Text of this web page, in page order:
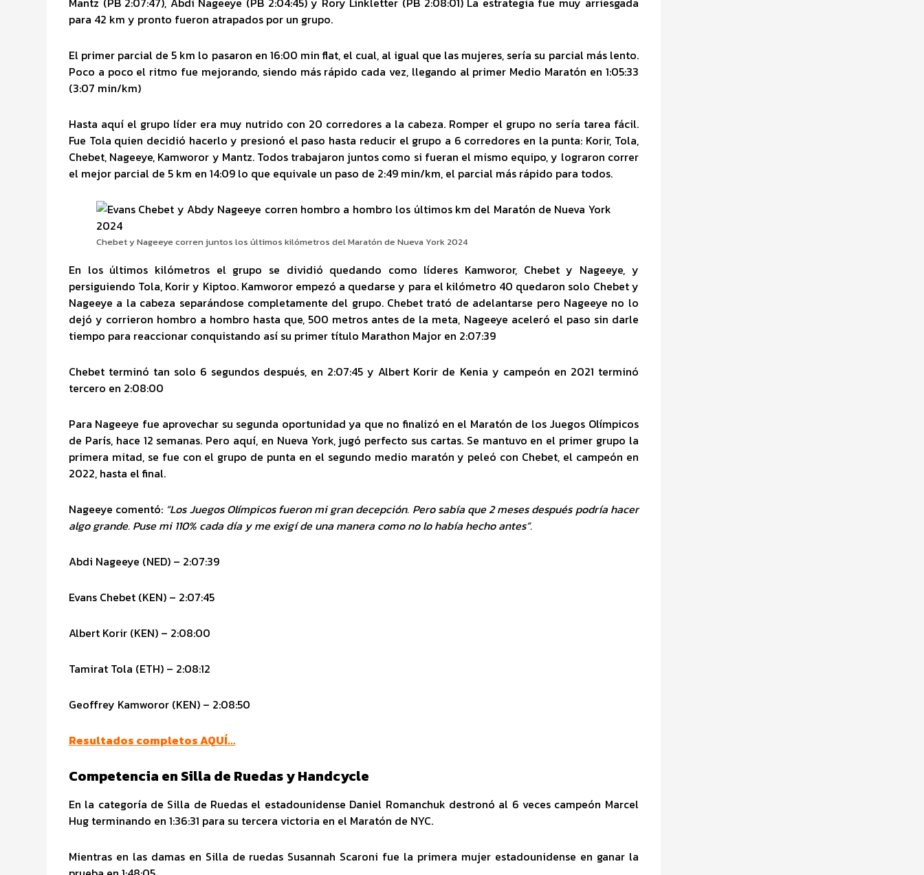
para 42 km y pronto fueron atrapados por un grupo.
El primer parcial de 5 km lo pasaron en 16:00 min flat, el cual, al igual que las mujeres, sería su parcial más lento.
Poco a poco el ritmo fue mejorando, siendo más rápido cada vez, llegando al primer Medio Maratón en 1:05:33
(3:07 min/km)
Hasta aquí el grupo líder era muy nutrido con 20 corredores a la cabeza. Romper el grupo no sería tarea fácil.
Fue Tola quien decidió hacerlo y presionó el paso hasta reducir el grupo a 6 corredores en la punta: Korir, Tola,
Chebet, Nageeye, Kamworor y Mantz. Todos trabajaron juntos como si fueran el mismo equipo, y lograron correr
el mejor parcial de 5 km en 14:09 lo que equivale un paso de 2:49 min/km, el parcial más rápido para todos.
Chebet y Nageeye corren juntos los últimos kilómetros del Maratón de Nueva York 2024
En los últimos kilómetros el grupo se dividió quedando como líderes Kamworor, Chebet y Nageeye, y
persiguiendo Tola, Korir y Kiptoo. Kamworor empezó a quedarse y para el kilómetro 40 quedaron solo Chebet y
Nageeye a la cabeza separándose completamente del grupo. Chebet trató de adelantarse pero Nageeye no lo
dejó y corrieron hombro a hombro hasta que, 500 metros antes de la meta, Nageeye aceleró el paso sin darle
tiempo para reaccionar conquistando así su primer título Marathon Major en 2:07:39
Chebet terminó tan solo 6 segundos después, en 2:07:45 y Albert Korir de Kenia y campeón en 2021 terminó
tercero en 2:08:00
Para Nageeye fue aprovechar su segunda oportunidad ya que no finalizó en el Maratón de los Juegos Olímpicos
de París, hace 12 semanas. Pero aquí, en Nueva York, jugó perfecto sus cartas. Se mantuvo en el primer grupo la
primera mitad, se fue con el grupo de punta en el segundo medio maratón y peleó con Chebet, el campeón en
2022, hasta el final.
Nageeye comentó: “Los Juegos Olímpicos fueron mi gran decepción. Pero sabía que 2 meses después podría hacer
algo grande. Puse mi 110% cada día y me exigí de una manera como no lo había hecho antes”.
Abdi Nageeye (NED) – 2:07:39
Evans Chebet (KEN) – 2:07:45
Albert Korir (KEN) – 2:08:00
Tamirat Tola (ETH) – 2:08:12
Geoffrey Kamworor (KEN) – 2:08:50
Resultados completos AQUÍ…
Competencia en Silla de Ruedas y Handcycle
En la categoría de Silla de Ruedas el estadounidense Daniel Romanchuk destronó al 6 veces campeón Marcel
Hug terminando en 1:36:31 para su tercera victoria en el Maratón de NYC.
Mientras en las damas en Silla de ruedas Susannah Scaroni fue la primera mujer estadounidense en ganar la